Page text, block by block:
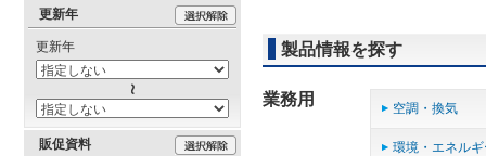
製品情報を探す
業務用 空調・換気
環境・エネル
更新年
更新年
販促資料